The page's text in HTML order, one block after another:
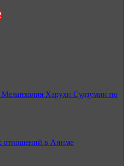
Харухи Судзумии по
отношений в Аниме